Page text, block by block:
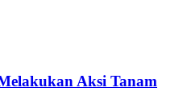
Aksi Tanam